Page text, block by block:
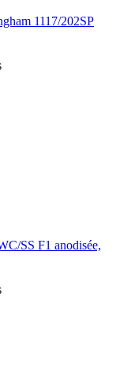
1117/202SP
SS F1 anodisée,